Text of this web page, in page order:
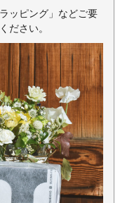
ッピング」などご要
ださい。